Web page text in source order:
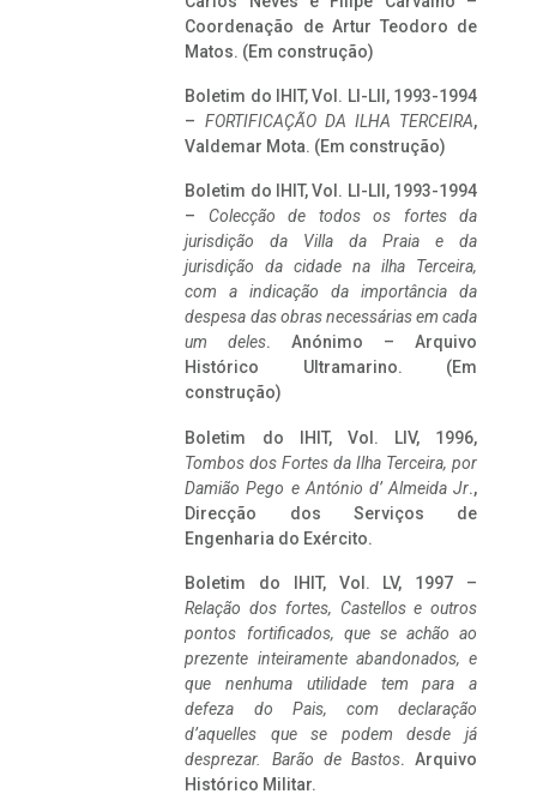
Coordenação de Artur Teodoro de
Matos. (Em construção)
Boletim do IHIT, Vol. LI-LII, 1993-1994
– FORTIFICAÇÃO DA ILHA TERCEIRA,
Valdemar Mota. (Em construção)
Boletim do IHIT, Vol. LI-LII, 1993-1994
– Colecção de todos os fortes da
jurisdição da Villa da Praia e da
jurisdição da cidade na ilha Terceira,
com a indicação da importância da
despesa das obras necessárias em cada
um deles. Anónimo – Arquivo
Histórico Ultramarino. (Em
construção)
Boletim do IHIT, Vol. LIV, 1996,
Tombos dos Fortes da Ilha Terceira, por
Damião Pego e António d’ Almeida Jr.,
Direcção dos Serviços de
Engenharia do Exército.
Boletim do IHIT, Vol. LV, 1997 –
Relação dos fortes, Castellos e outros
pontos fortificados, que se achão ao
prezente inteiramente abandonados, e
que nenhuma utilidade tem para a
defeza do Pais, com declaração
d’aquelles que se podem desde já
desprezar. Barão de Bastos. Arquivo
Histórico Militar.